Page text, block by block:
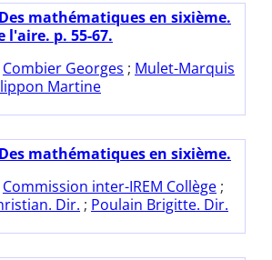
Des mathématiques en sixième.
l'aire. p. 55-67.
Combier Georges ; Mulet-Marquis
Martine
Des mathématiques en sixième.
Commission inter-IREM Collège ;
Dir. ; Poulain Brigitte. Dir.